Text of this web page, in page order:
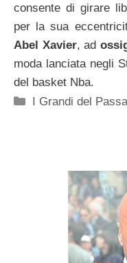
consente di girare
per la sua
Abel Xavier, ad
moda lanciata negli
del basket Nba.
Categorie
I Grandi del